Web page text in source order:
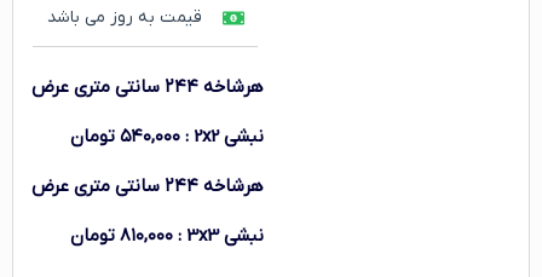
قیمت به روز می باشد
هرشاخه ۲۴۴ سانتی متری عرض
نبشی 2x2 :۵۴۰,۰۰۰ تومان
هرشاخه ۲۴۴ سانتی متری عرض
نبشی 3x3 :۸۱۰,۰۰۰ تومان